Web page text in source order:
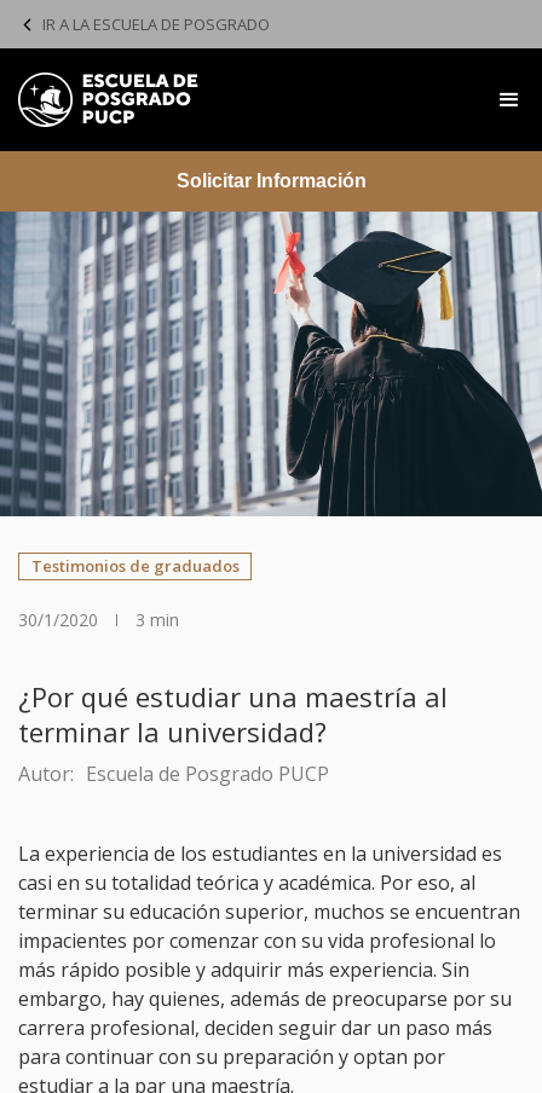
IR A LA ESCUELA DE POSGRADO
Solicitar Información
Testimonios de graduados
30/1/2020 3 min
¿Por qué estudiar una maestría al
terminar la universidad?
Autor: Escuela de Posgrado PUCP
La experiencia de los estudiantes en la universidad es
casi en su totalidad teórica y académica. Por eso, al
terminar su educación superior, muchos se encuentran
impacientes por comenzar con su vida profesional lo
más rápido posible y adquirir más experiencia. Sin
embargo, hay quienes, además de preocuparse por su
carrera profesional, deciden seguir dar un paso más
para continuar con su preparación y optan por
estudiar a la par una maestría.